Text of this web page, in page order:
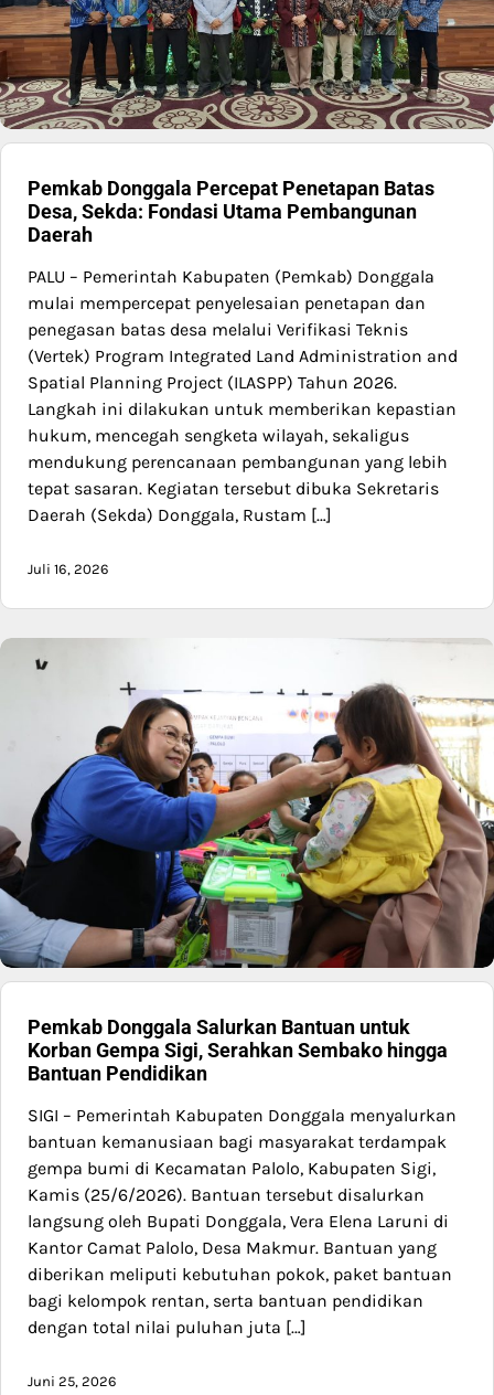
Pemkab Donggala Percepat Penetapan Batas
Desa, Sekda: Fondasi Utama Pembangunan
Daerah
PALU – Pemerintah Kabupaten (Pemkab) Donggala
mulai mempercepat penyelesaian penetapan dan
penegasan batas desa melalui Verifikasi Teknis
(Vertek) Program Integrated Land Administration and
Spatial Planning Project (ILASPP) Tahun 2026.
Langkah ini dilakukan untuk memberikan kepastian
hukum, mencegah sengketa wilayah, sekaligus
mendukung perencanaan pembangunan yang lebih
tepat sasaran. Kegiatan tersebut dibuka Sekretaris
Daerah (Sekda) Donggala, Rustam […]
Juli 16, 2026
Pemkab Donggala Salurkan Bantuan untuk
Korban Gempa Sigi, Serahkan Sembako hingga
Bantuan Pendidikan
SIGI – Pemerintah Kabupaten Donggala menyalurkan
bantuan kemanusiaan bagi masyarakat terdampak
gempa bumi di Kecamatan Palolo, Kabupaten Sigi,
Kamis (25/6/2026). Bantuan tersebut disalurkan
langsung oleh Bupati Donggala, Vera Elena Laruni di
Kantor Camat Palolo, Desa Makmur. Bantuan yang
diberikan meliputi kebutuhan pokok, paket bantuan
bagi kelompok rentan, serta bantuan pendidikan
dengan total nilai puluhan juta […]
Juni 25, 2026